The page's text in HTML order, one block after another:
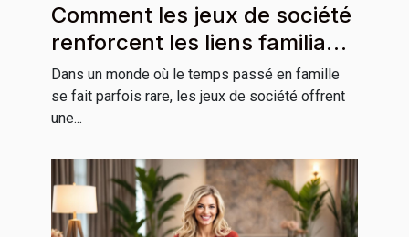
Comment les jeux de société
renforcent les liens familiaux
?
Dans un monde où le temps passé en famille
se fait parfois rare, les jeux de société offrent
une...